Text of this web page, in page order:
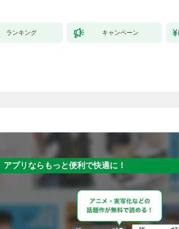
ランキング キャンペーン
アプリならもっと便利で快適に！